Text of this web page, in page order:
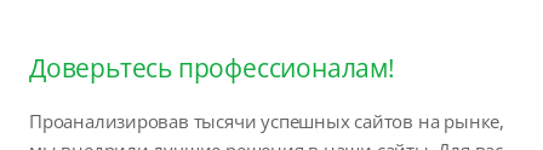
Доверьтесь профессионалам!
Проанализировав тысячи успешных сайтов на рынке,